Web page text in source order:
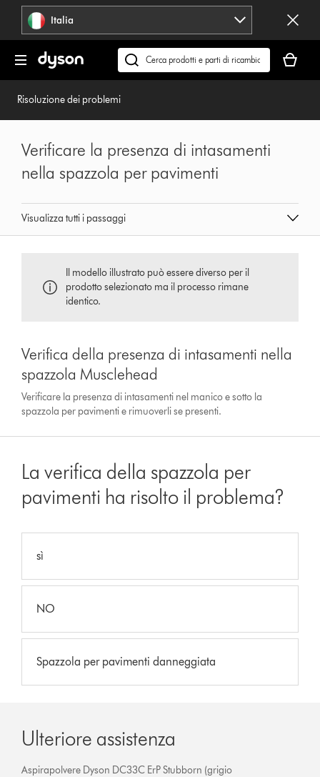
navigazione Italia
Cerca
su
carrello
è
Risoluzione dei problemi
Visualizza tutti i passaggi
Verificare la presenza di intasamenti
nella spazzola per pavimenti
Il modello illustrato può essere diverso per il
prodotto selezionato ma il processo rimane
identico.
Verifica della presenza di intasamenti nella
spazzola Musclehead
Verificare la presenza di intasamenti nel manico e sotto la
spazzola per pavimenti e rimuoverli se presenti.
La verifica della spazzola per
pavimenti ha risolto il problema?
sì
NO
Spazzola per pavimenti danneggiata
Ulteriore assistenza
Aspirapolvere Dyson DC33C ErP Stubborn (grigio